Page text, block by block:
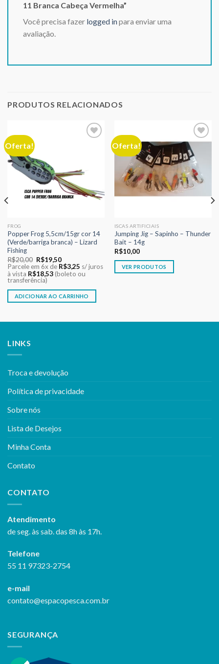
11 Branca Cabeça Vermelha”
Você precisa fazer logged inpara enviar uma
avaliação.
PRODUTOS RELACIONADOS
Oferta!
FROG
Popper Frog 5,5cm/15gr cor 14
(Verde/barriga branca) – Lizard
Fishing
R$20,00 O
preço
original
era:
R$20,00.
R$19,50O
preço
atual
é:
Parcele em 6x de R$3,25 s/ juros
à vista R$18,53 (boleto ou
transferência)
ADICIONAR AO CARRINHO
Oferta!
Adicionar
aos meus
desejos
ISCAS ARTIFICIAIS
Jumping Jig – Sapinho – Thunder
Bait – 14g
R$10,00
VER PRODUTOS
LINKS
Troca e devolução
Política de privacidade
Sobre nós
Lista de Desejos
Minha Conta
Contato
CONTATO
Atendimento
de seg. às sab. das 8h às 17h.
Telefone
55 11 97323-2754
e-mail
contato@espacopesca.com.br
SEGURANÇA